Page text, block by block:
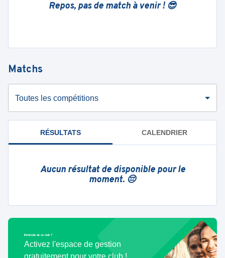
Repos, pas de match à venir ! 😎
Matchs
Toutes les compétitions
RÉSULTATS CALENDRIER
Aucun résultat de disponible pour le
moment. 😔
Bénévole de ce club ?
Activez l'espace de gestion